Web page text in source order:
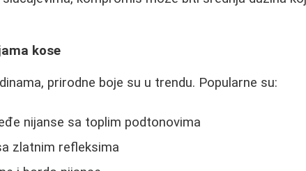
kose
prirodne boje su u trendu. Popularne su:
nijanse sa toplim podtonovima
zlatnim refleksima